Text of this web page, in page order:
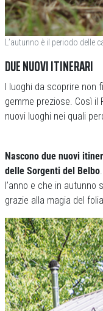
L’autunno è il periodo
DUE NUOVI ITINERARI
I luoghi da scoprire non
gemme preziose. Così
nuovi luoghi nei quali
Nascono due nuovi
delle Sorgenti del Belbo
l’anno e che in
grazie alla magia del